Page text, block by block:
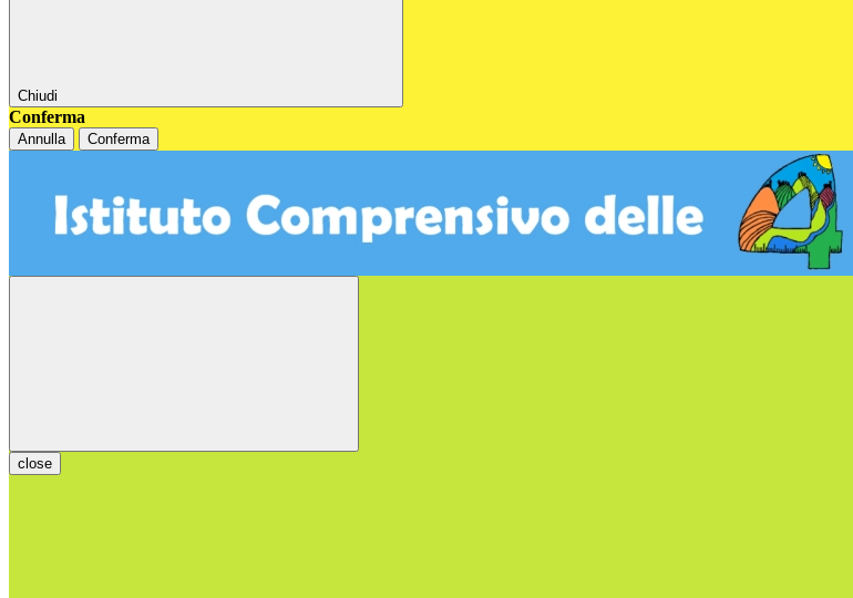
Chiudi
Conferma
Annulla Conferma
close